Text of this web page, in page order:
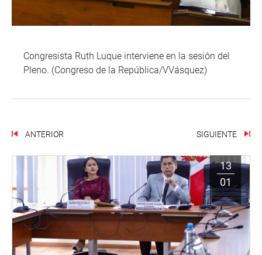
Congresista Ruth Luque interviene en la sesión del
Pleno. (Congreso de la República/VVásquez)
ANTERIOR SIGUIENTE
13
01